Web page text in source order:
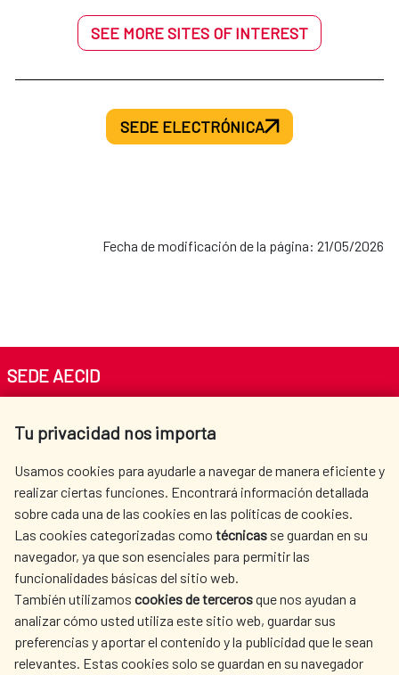
SEE MORE SITES OF INTEREST
SEDE ELECTRÓNICA
Fecha de modificación de la página: 21/05/2026
Tu privacidad nos importa
Usamos cookies para ayudarle a navegar de manera eficiente y
realizar ciertas funciones. Encontrará información detallada
sobre cada una de las cookies en las políticas de cookies.
Las cookies categorizadas como técnicas se guardan en su
navegador, ya que son esenciales para permitir las
funcionalidades básicas del sitio web.
También utilizamos cookies de tercerosque nos ayudan a
analizar cómo usted utiliza este sitio web, guardar sus
preferencias y aportar el contenido y la publicidad que le sean
relevantes. Estas cookies solo se guardan en su navegador
SEDE AECID
Tel. +34 900 20 30 54​​​​​​​
AECID
WHERE DO WE COOPERATE?
SPANISH HUMANITARIAN
ACTION
PRESS ROOM
CULTURE AND SCIENCE LIBRARY